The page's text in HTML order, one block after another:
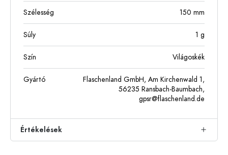
Szélesség 150 mm
Súly 1 g
Szín Világoskék
Gyártó
Flaschenland GmbH, Am Kirchenwald 1,
56235 Ransbach-Baumbach,
gpsr@flaschenland.de
Értékelések